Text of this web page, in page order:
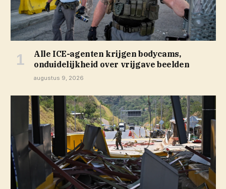
Alle ICE-agenten krijgen bodycams,
onduidelijkheid over vrijgave beelden
augustus 9, 2026